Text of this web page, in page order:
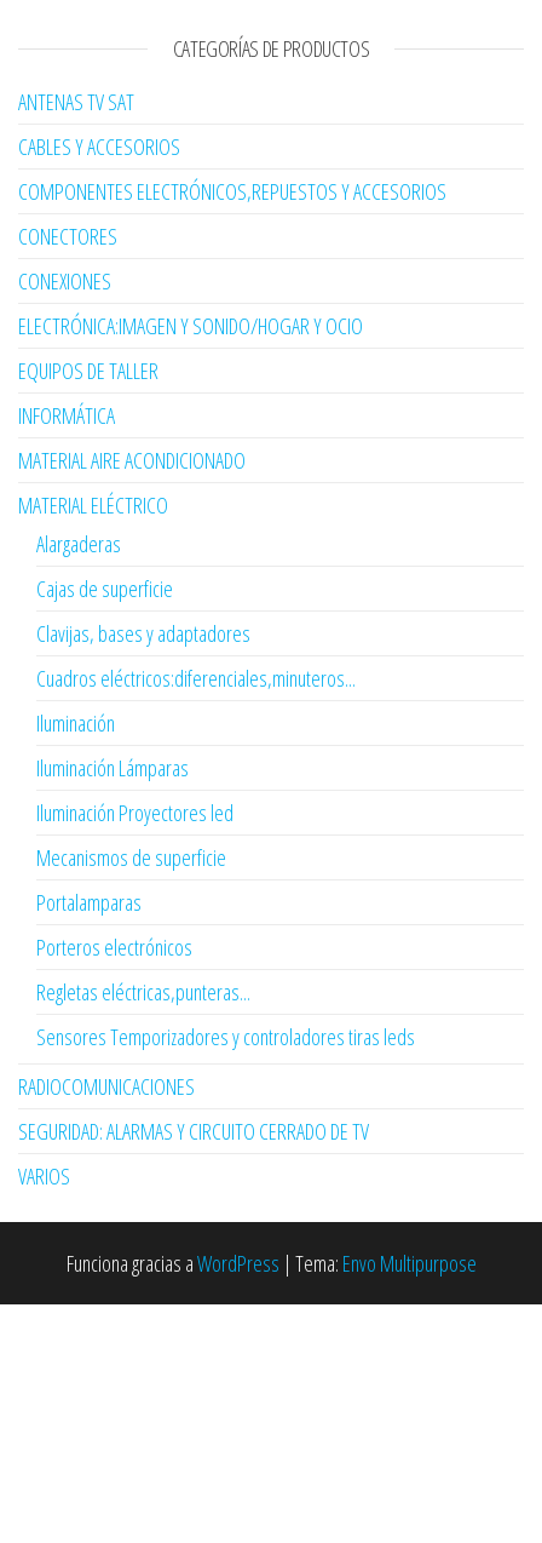
CATEGORÍAS DE PRODUCTOS
ANTENAS TV SAT
CABLES Y ACCESORIOS
COMPONENTES ELECTRÓNICOS,REPUESTOS Y ACCESORIOS
CONECTORES
CONEXIONES
ELECTRÓNICA:IMAGEN Y SONIDO/HOGAR Y OCIO
EQUIPOS DE TALLER
INFORMÁTICA
MATERIAL AIRE ACONDICIONADO
MATERIAL ELÉCTRICO
Alargaderas
Cajas de superficie
Clavijas, bases y adaptadores
Cuadros eléctricos:diferenciales,minuteros...
Iluminación
Iluminación Lámparas
Iluminación Proyectores led
Mecanismos de superficie
Portalamparas
Porteros electrónicos
Regletas eléctricas,punteras...
Sensores Temporizadores y controladores tiras leds
RADIOCOMUNICACIONES
SEGURIDAD: ALARMAS Y CIRCUITO CERRADO DE TV
VARIOS
Funciona gracias aWordPress | Tema: Envo Multipurpose